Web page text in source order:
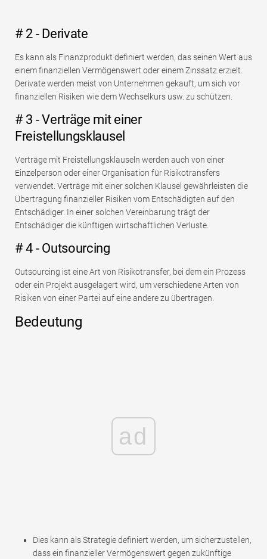
# 2 - Derivate
Es kann als Finanzprodukt definiert werden, das seinen Wert aus
einem finanziellen Vermögenswert oder einem Zinssatz erzielt.
Derivate werden meist von Unternehmen gekauft, um sich vor
finanziellen Risiken wie dem Wechselkurs usw. zu schützen.
# 3 - Verträge mit einer
Freistellungsklausel
Verträge mit Freistellungsklauseln werden auch von einer
Einzelperson oder einer Organisation für Risikotransfers
verwendet. Verträge mit einer solchen Klausel gewährleisten die
Übertragung finanzieller Risiken vom Entschädigten auf den
Entschädiger. In einer solchen Vereinbarung trägt der
Entschädiger die künftigen wirtschaftlichen Verluste.
# 4 - Outsourcing
Outsourcing ist eine Art von Risikotransfer, bei dem ein Prozess
oder ein Projekt ausgelagert wird, um verschiedene Arten von
Risiken von einer Partei auf eine andere zu übertragen.
Bedeutung
ad
Dies kann als Strategie definiert werden, um sicherzustellen,
dass ein finanzieller Vermögenswert gegen zukünftige